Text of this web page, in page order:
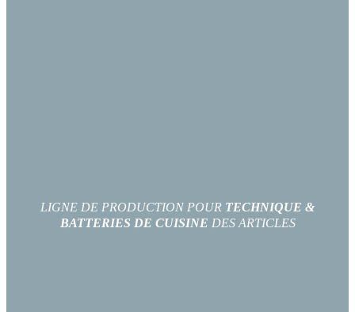
LIGNE DE PRODUCTION POUR TECHNIQUE &
BATTERIES DE CUISINE DES ARTICLES